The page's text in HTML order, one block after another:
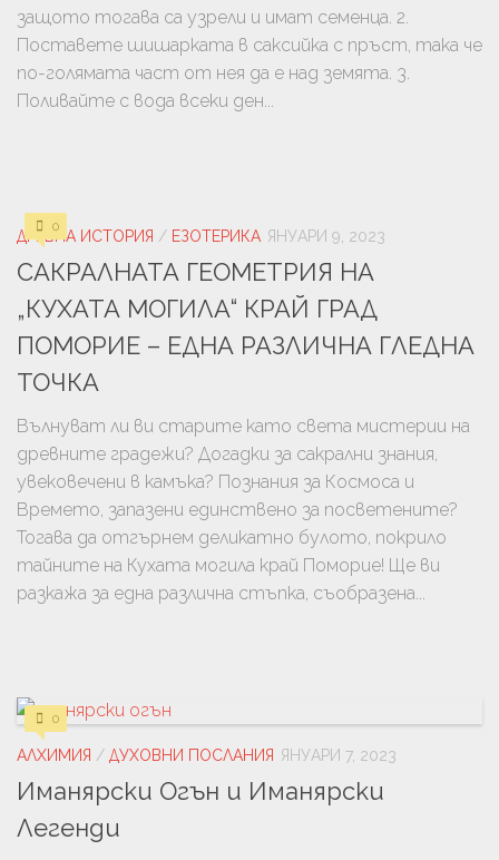
защото тогава са узрели и имат семенца. 2.
Поставете шишарката в саксийка с пръст, така че
по-голямата част от нея да е над земята. 3.
Поливайте с вода всеки ден...
0
ДРЕВНА ИСТОРИЯ / ЕЗОТЕРИКА ЯНУАРИ 9, 2023
САКРАЛНАТА ГЕОМЕТРИЯ НА
„КУХАТА МОГИЛА“ КРАЙ ГРАД
ПОМОРИЕ – ЕДНА РАЗЛИЧНА ГЛЕДНА
ТОЧКА
Вълнуват ли ви старите като света мистерии на
древните градежи? Догадки за сакрални знания,
увековечени в камъка? Познания за Космоса и
Времето, запазени единствено за посветените?
Тогава да отгърнем деликатно булото, покрило
тайните на Кухата могила край Поморие! Ще ви
разкажа за една различна стъпка, съобразена...
0
АЛХИМИЯ / ДУХОВНИ ПОСЛАНИЯ ЯНУАРИ 7, 2023
Иманярски Огън и Иманярски
Легенди